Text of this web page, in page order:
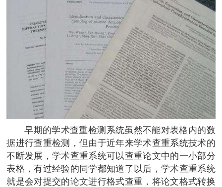
早期的学术查重检测系统虽然不能对表格内的数
据进行查重检测，但由于近年来学术查重系统技术的
不断发展，学术查重系统可以查重论文中的一小部分
表格，有过经验的同学都知道了以后，学术查重系统
就是会对提交的论文进行格式查重，将论文格式转换